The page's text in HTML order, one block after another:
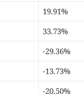
19.91%
33.73%
-29.36%
-13.73%
-20.50%